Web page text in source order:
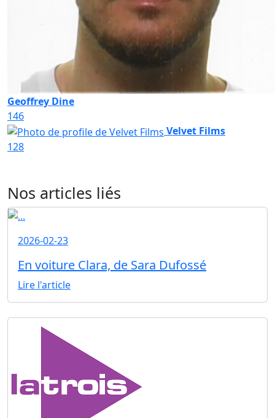
Geoffrey Dine
146
Velvet Films
128
Nos articles liés
2026-02-23
En voiture Clara, de Sara Dufossé
Lire l'article